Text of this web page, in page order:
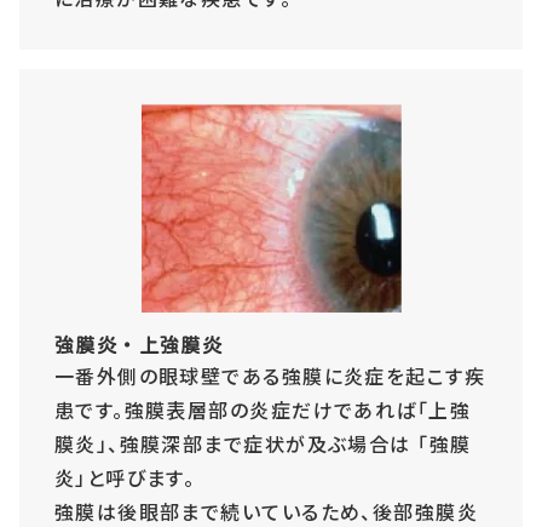
強膜炎・上強膜炎
一番外側の眼球壁である強膜に炎症を起こす疾
患です。強膜表層部の炎症だけであれば「上強
膜炎」、強膜深部まで症状が及ぶ場合は 「強膜
炎」と呼びます。
強膜は後眼部まで続いているため、後部強膜炎